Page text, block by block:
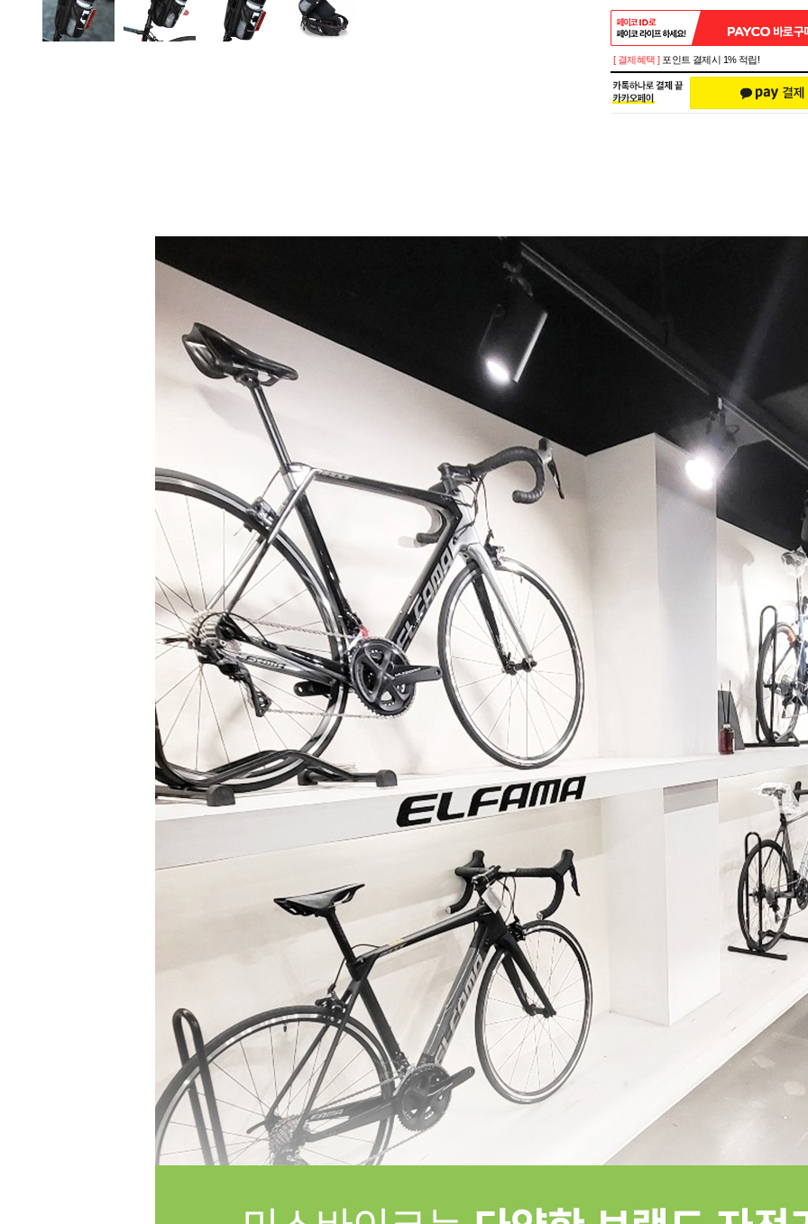
페이코 ID로 페이코 라이
[ 결제혜택 ] 포인트 결제시 1% 적립!